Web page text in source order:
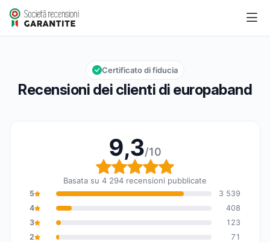
europaband
Valutazione globale: 9,3 su 10
9,3/10
Recensioni dei clienti di europaband
Certificato di fiducia
9,3/10
Valutazione globale:
Basata su 4 294 recensioni pubblicate
5
3 539
4
408
3
123
2
71